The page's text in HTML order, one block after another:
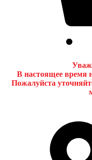
В настоящее время
Пожалуйста